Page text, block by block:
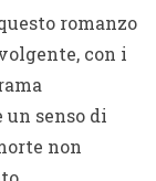
romanzo
con i
senso di
non